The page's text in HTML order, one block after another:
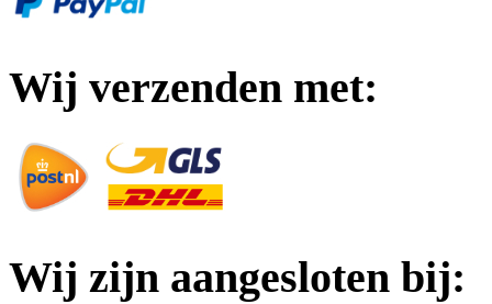
Wij verzenden met:
Wij zijn aangesloten bij: